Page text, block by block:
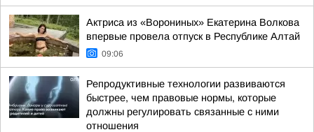
Актриса из «Ворониных» Екатерина Волкова
впервые провела отпуск в Республике Алтай
09:06
Репродуктивные технологии развиваются
быстрее, чем правовые нормы, которые
должны регулировать связанные с ними
отношения